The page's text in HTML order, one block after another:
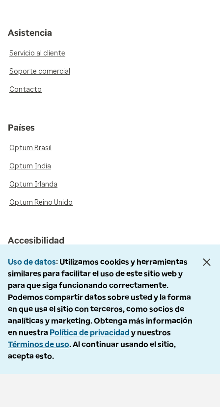
Asistencia
Servicio al cliente
Soporte comercial
Contacto
Países
Optum Brasil
Optum India
Optum Irlanda
Optum Reino Unido
Accesibilidad
Aviso de no discriminación/asistencia lingüística
Asistencia lingüística/aviso de no discriminación
語言協助 / 不歧視通知
Síganos
Uso de datos Utilizamos cookies y herramientas
similares para facilitar el uso de este sitio web y
para que siga funcionando correctamente.
Podemos compartir datos sobre usted y la forma
en que usa el sitio con terceros, como socios de
analíticas y marketing. Obtenga más información
en nuestra Política de privacidad y nuestros
Términos de uso. Al continuar usando el sitio,
acepta esto.